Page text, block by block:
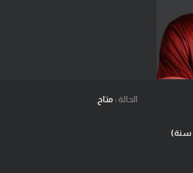
الحالة : متاح